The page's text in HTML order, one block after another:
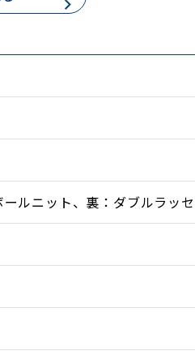
ルニット、裏：ダブルラッ